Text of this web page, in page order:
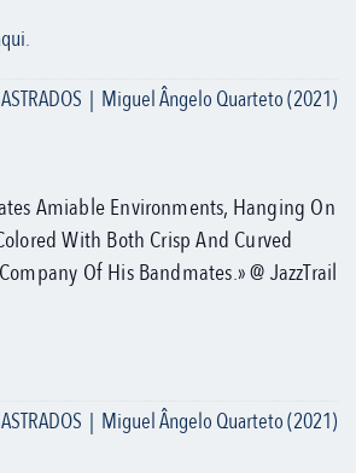
| Miguel Ângelo Quarteto (2021)
Amiable Environments, Hanging On
With Both Crisp And Curved
Of His Bandmates.» @ JazzTrail
| Miguel Ângelo Quarteto (2021)